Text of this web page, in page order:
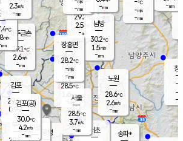
29.2℃
2.5
-mm
파주금촌
29.1℃
2.6m/s
-mm
-℃
-m/s
-mm
창
-
-m/
-
℃
m/s
mm
-mm
김포
29.4℃
0.9 m/s
mm
광명
부천
구로
은평
28.5℃
1.6 m/s
- mm
노원
28.6℃
2.6m/s
-mm
송파*
서초
남방
30.2℃
1.5m/s
-mm
장흥면
28.2℃
-m/s
-mm
-mm
김포(공)
30.0℃
4.2m/s
-mm
서울
28.5℃
3.7m/s
-mm
2.3m/s
-mm
-mm